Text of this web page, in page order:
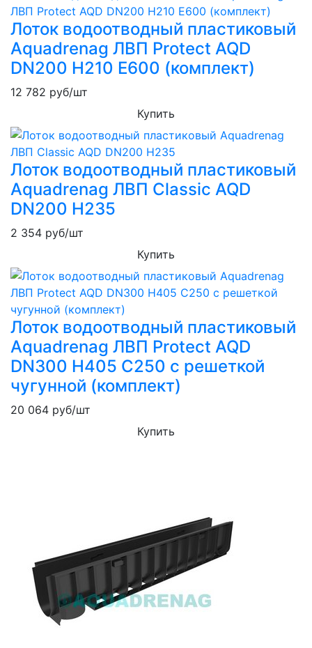
Лоток водоотводный пластиковый
Aquadrenag ЛВП Protect AQD
DN200 H210 Е600 (комплект)
12 782 руб/шт
Купить
Лоток водоотводный пластиковый
Aquadrenag ЛВП Classic AQD
DN200 H235
2 354 руб/шт
Купить
Лоток водоотводный пластиковый
Aquadrenag ЛВП Protect AQD
DN300 H405 C250 с решеткой
чугунной (комплект)
20 064 руб/шт
Купить